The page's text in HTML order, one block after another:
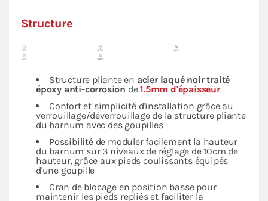
Structure
Structure pliante en acier laqué noir traité
époxy anti-corrosion de1.5mm d'épaisseur
Confort et simplicité d'installation grâce au
verrouillage/déverrouillage de la structure pliante
du barnum avec des goupilles
Possibilité de moduler facilement la hauteur
du barnum sur 3 niveaux de réglage de 10cm de
hauteur, grâce aux pieds coulissants équipés
d'une goupille
Cran de blocage en position basse pour
maintenir les pieds repliés et faciliter la